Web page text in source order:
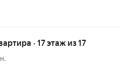
· 17 этаж из 17